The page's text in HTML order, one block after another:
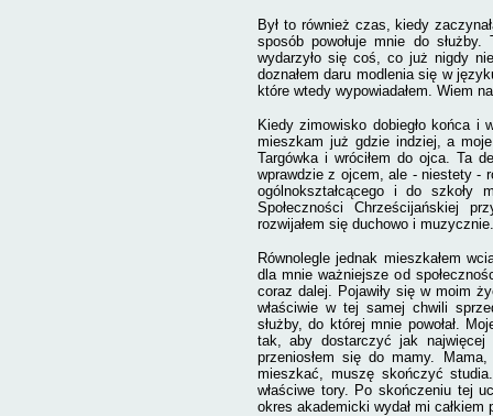
Był to również czas, kiedy
sposób powołuje mnie do
wydarzyło się coś, co już nigdy
doznałem daru modlenia się w
które wtedy wypowiadałem. Wiem
Kiedy zimowisko dobiegło końca i
mieszkam już gdzie indziej, a
Targówka i wróciłem do ojca. Ta
wprawdzie z ojcem, ale - niestety -
ogólnokształcącego i do szkoły
Społeczności Chrześcijańskiej
rozwijałem się duchowo i
Równolegle jednak mieszkałem
dla mnie ważniejsze od
coraz dalej. Pojawiły się w moim
właściwie w tej samej chwili
służby, do której mnie powołał.
tak, aby dostarczyć jak najwięcej
przeniosłem się do mamy.
mieszkać, muszę skończyć
właściwe tory. Po skończeniu tej
okres akademicki wydał mi